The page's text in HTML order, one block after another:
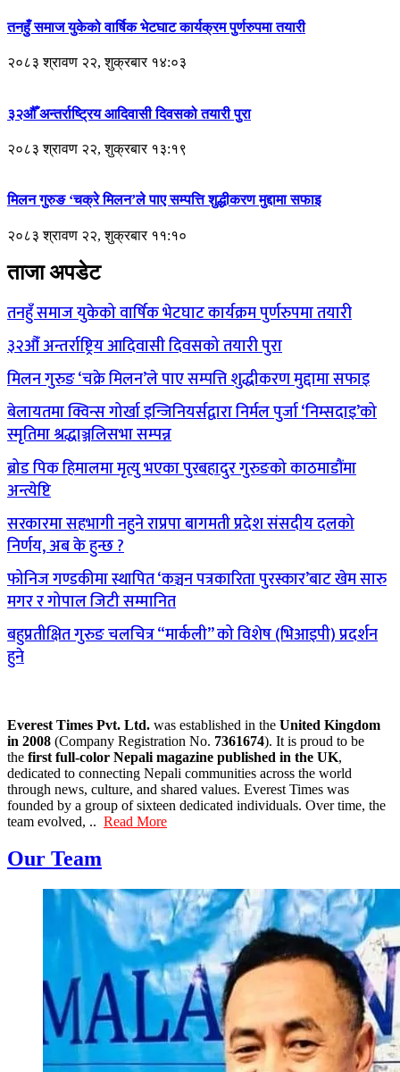
तनहुँ समाज युकेको वार्षिक भेटघाट कार्यक्रम पुर्णरुपमा तयारी
२०८३ श्रावण २२, शुक्रबार १४:०३
३२औँ अन्तर्राष्ट्रिय आदिवासी दिवसको तयारी पुरा
२०८३ श्रावण २२, शुक्रबार १३:१९
मिलन गुरुङ ‘चक्रे मिलन’ले पाए सम्पत्ति शुद्धीकरण मुद्दामा सफाइ
२०८३ श्रावण २२, शुक्रबार ११:१०
ताजा अपडेट
तनहुँ समाज युकेको वार्षिक भेटघाट कार्यक्रम पुर्णरुपमा तयारी
३२औँ अन्तर्राष्ट्रिय आदिवासी दिवसको तयारी पुरा
मिलन गुरुङ ‘चक्रे मिलन’ले पाए सम्पत्ति शुद्धीकरण मुद्दामा सफाइ
बेलायतमा क्विन्स गोर्खा इन्जिनियर्सद्वारा निर्मल पुर्जा ‘निम्सदाइ’को
स्मृतिमा श्रद्धाञ्जलिसभा सम्पन्न
ब्रोड पिक हिमालमा मृत्यु भएका पुरबहादुर गुरुङको काठमाडौंमा
अन्त्येष्टि
सरकारमा सहभागी नहुने राप्रपा बागमती प्रदेश संसदीय दलको
निर्णय, अब के हुन्छ ?
फोनिज गण्डकीमा स्थापित ‘कञ्चन पत्रकारिता पुरस्कार’बाट खेम सारु
मगर र गोपाल जिटी सम्मानित
बहुप्रतीक्षित गुरुङ चलचित्र “मार्कली” को विशेष (भिआइपी) प्रदर्शन
हुने
Everest Times Pvt. Ltd. was established in the United Kingdom
in 2008 (Company Registration No. 7361674). It is proud to be
the first full-color Nepali magazine published in the UK,
dedicated to connecting Nepali communities across the world
through news, culture, and shared values. Everest Times was
founded by a group of sixteen dedicated individuals. Over time, the
team evolved, .. Read More
Our Team